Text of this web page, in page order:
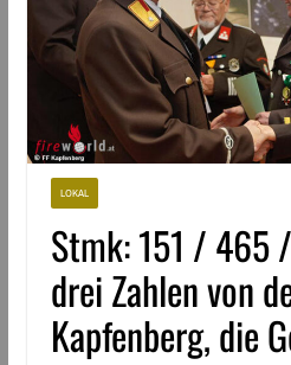
LOKAL
Stmk: 151 /
drei Zahlen von
Kapfenberg, die